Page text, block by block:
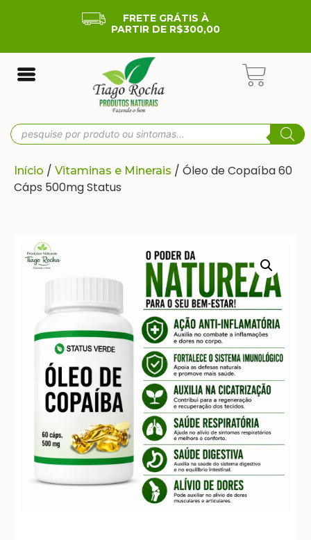
FRETE GRÁTIS À
PARTIR DE R$300,00
Início / Vitaminas e Minerais / Óleo de Copaíba 60
Cáps 500mg Status